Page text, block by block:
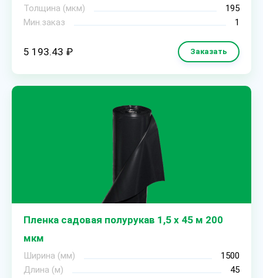
Толщина (мкм)
195
Мин.заказ
1
5 193.43 ₽ Заказать
Пленка садовая полурукав 1,5 х 45 м 200
мкм
Ширина (мм)
1500
Длина (м)
45